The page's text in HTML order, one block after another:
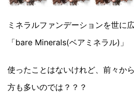
ミネラルファンデーションを世に
「bare Minerals(ベアミネラル)」
使ったことはないけれど、前々か
方も多いのでは？？？